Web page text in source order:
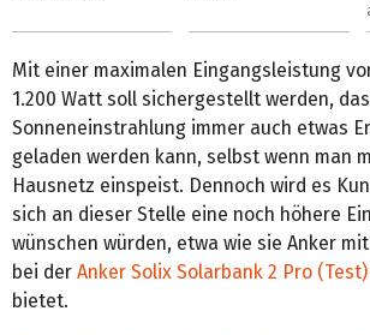
Mit einer maximalen Eingangsleistung
1.200 Watt soll sichergestellt werden,
Sonneneinstrahlung immer auch etwas
geladen werden kann, selbst wenn man
Hausnetz einspeist. Dennoch wird es
sich an dieser Stelle eine noch höhere
wünschen würden, etwa wie sie Anker
bei der Anker Solix Solarbank 2 Pro (Test)
bietet.